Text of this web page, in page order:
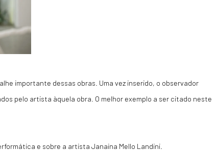
importante dessas obras. Uma vez inserido, o observador
pelo artista àquela obra. O melhor exemplo a ser citado neste
e sobre a artista Janaina Mello Landini.